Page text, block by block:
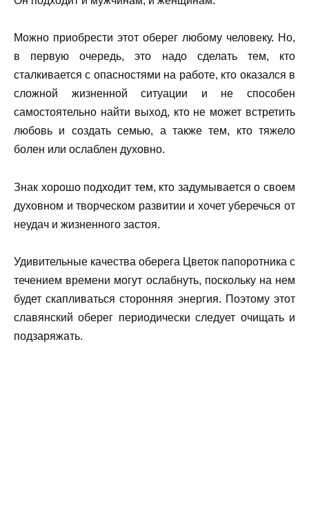
Можно приобрести этот оберег любому человеку. Но,
в первую очередь, это надо сделать тем, кто
сталкивается с опасностями на работе, кто оказался в
сложной жизненной ситуации и не способен
самостоятельно найти выход, кто не может встретить
любовь и создать семью, а также тем, кто тяжело
болен или ослаблен духовно.
Знак хорошо подходит тем, кто задумывается о своем
духовном и творческом развитии и хочет уберечься от
неудач и жизненного застоя.
Удивительные качества оберега Цветок папоротника с
течением времени могут ослабнуть, поскольку на нем
будет скапливаться сторонняя энергия. Поэтому этот
славянский оберег периодически следует очищать и
подзаряжать.